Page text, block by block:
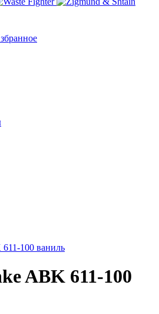
100 ваниль
ABK 611-100